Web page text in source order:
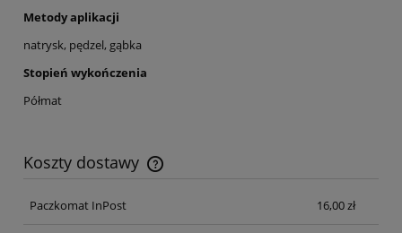
Metody aplikacji
natrysk, pędzel, gąbka
Stopień wykończenia
Półmat
Koszty dostawy
Cena nie zawiera ewentualnych kosztów płatności
Paczkomat InPost
16,00 zł